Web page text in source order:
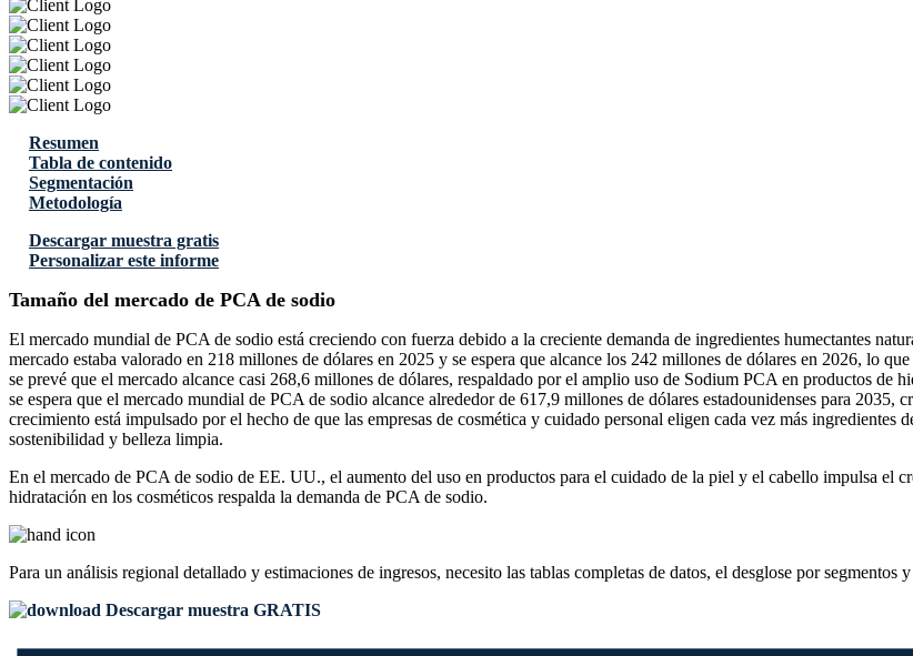
Resumen
Tabla de contenido
Segmentación
Metodología
Descargar muestra gratis
Personalizar este informe
Tamaño del mercado de PCA de sodio
El mercado mundial de PCA de sodio está creciendo con fuerza debido a la creciente demanda de ingredientes humectantes
mercado estaba valorado en 218 millones de dólares en 2025 y se espera que alcance los 242 millones de dólares en 2026, lo
se prevé que el mercado alcance casi 268,6 millones de dólares, respaldado por el amplio uso de Sodium PCA en productos
se espera que el mercado mundial de PCA de sodio alcance alrededor de 617,9 millones de dólares estadounidenses para 2035,
crecimiento está impulsado por el hecho de que las empresas de cosmética y cuidado personal eligen cada vez más
sostenibilidad y belleza limpia.
En el mercado de PCA de sodio de EE. UU., el aumento del uso en productos para el cuidado de la piel y el cabello impulsa el
hidratación en los cosméticos respalda la demanda de PCA de sodio.
Para un análisis regional detallado y estimaciones de ingresos, necesito las tablas completas de datos, el desglose por segmentos
Descargar muestra GRATIS